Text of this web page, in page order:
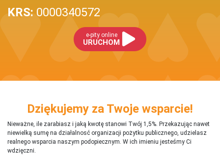
KRS: 0000340572
e-pity online
URUCHOM
Dziękujemy za Twoje wsparcie!
Nieważne, ile zarabiasz i jaką kwotę stanowi Twój 1,5%. Przekazując nawet
niewielką sumę na działalnosć organizacji pożytku publicznego, udzielasz
realnego wsparcia naszym podopiecznym. W ich imieniu jesteśmy Ci
wdzięczni.